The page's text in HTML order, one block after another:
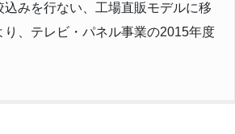
みを行ない、工場直販モデルに移
、テレビ・パネル事業の2015年度